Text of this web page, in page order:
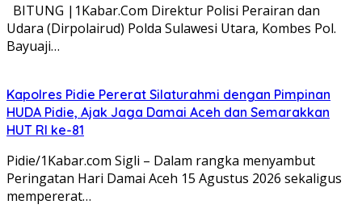
BITUNG |1Kabar.Com Direktur Polisi Perairan dan
Udara (Dirpolairud) Polda Sulawesi Utara, Kombes Pol.
Bayuaji…
‎‎Kapolres Pidie Pererat Silaturahmi dengan Pimpinan
HUDA Pidie, Ajak Jaga Damai Aceh dan Semarakkan
HUT RI ke-81
Pidie/1Kabar.com Sigli – Dalam rangka menyambut
Peringatan Hari Damai Aceh 15 Agustus 2026 sekaligus
mempererat…